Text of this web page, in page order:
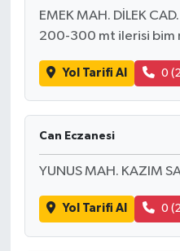
EMEK MAH. DİLEK
200-300 mt ilerisi bim
Yol Tarifi Al 0
Can Eczanesi
YUNUS MAH. KAZIM
Yol Tarifi Al 0